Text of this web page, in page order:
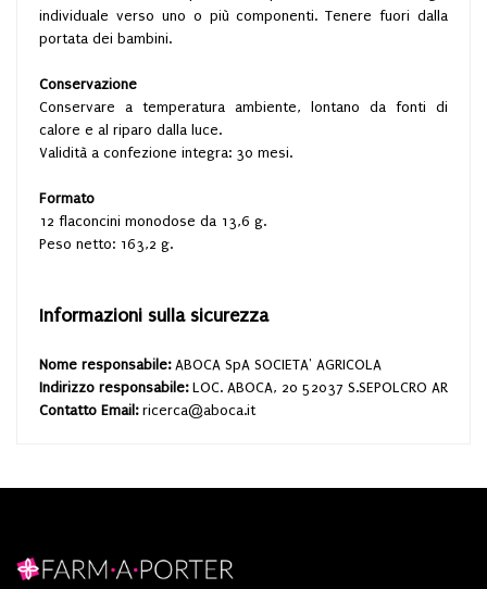
individuale verso uno o più componenti. Tenere fuori dalla
portata dei bambini.
Conservazione
Conservare a temperatura ambiente, lontano da fonti di
calore e al riparo dalla luce.
Validità a confezione integra: 30 mesi.
Formato
12 flaconcini monodose da 13,6 g.
Peso netto: 163,2 g.
Informazioni sulla sicurezza
Nome responsabile: ABOCA SpA SOCIETA' AGRICOLA
Indirizzo responsabile: LOC. ABOCA, 20 52037 S.SEPOLCRO AR
Contatto Email: ricerca@aboca.it